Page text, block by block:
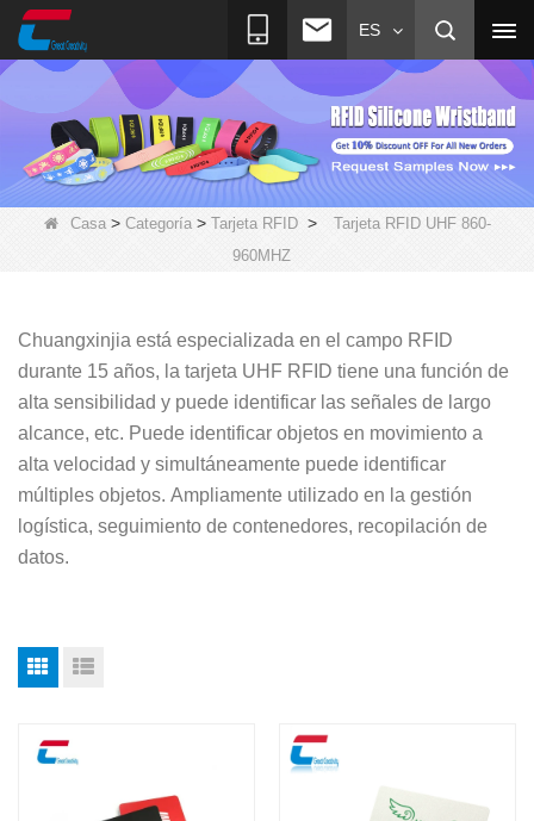
ES
Casa> Categoría> Tarjeta RFID>
Tarjeta RFID UHF 860-
960MHZ
Chuangxinjia está especializada en el campo RFID
durante 15 años, la tarjeta UHF RFID tiene una función de
alta sensibilidad y puede identificar las señales de largo
alcance, etc. Puede identificar objetos en movimiento a
alta velocidad y simultáneamente puede identificar
múltiples objetos. Ampliamente utilizado en la gestión
logística, seguimiento de contenedores, recopilación de
datos.